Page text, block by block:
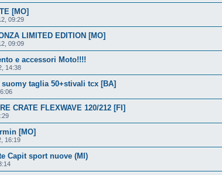
[MO]
09:29
LIMITED EDITION [MO]
09:09
e accessori Moto!!!!
14:38
taglia 50+stivali tcx [BA]
CRATE FLEXWAVE 120/212 [FI]
[MO]
16:19
Capit sport nuove (MI)